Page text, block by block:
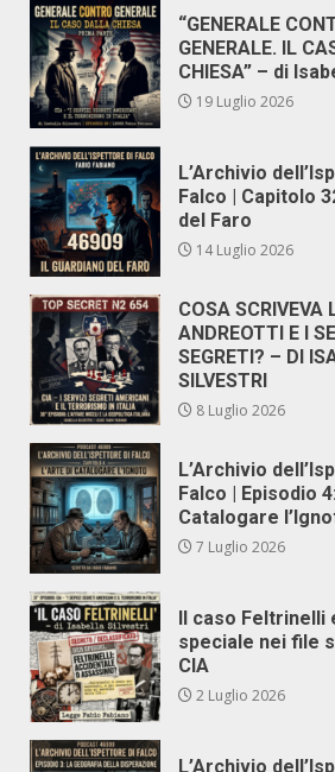
“GENERALE
GENERALE. IL
CHIESA” – di
19 Luglio 2026
L’Archivio
Falco | Capitolo
del Faro
14 Luglio 2026
COSA SCRIVEVA
ANDREOTTI E I
SEGRETI? – DI
SILVESTRI
8 Luglio 2026
L’Archivio
Falco | Episodio
Catalogare
7 Luglio 2026
Il caso Feltrinelli
speciale nei file
CIA
2 Luglio 2026
L’Archivio